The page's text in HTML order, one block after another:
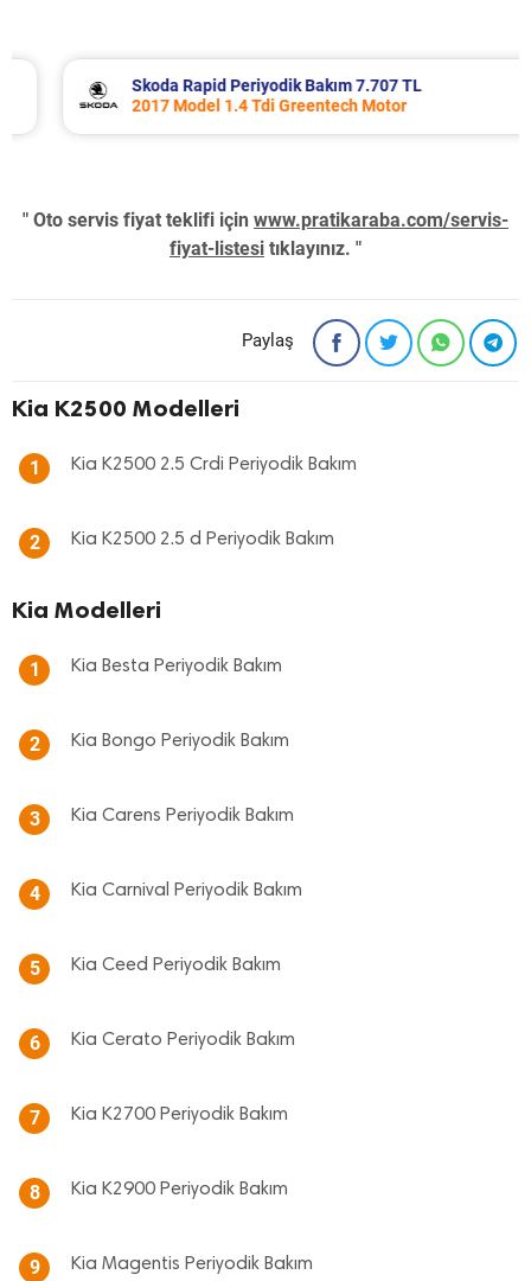
Skoda Rapid Periyodik Bakım 7.707 TL
2017 Model 1.4 Tdi Greentech Motor
" Oto servis fiyat teklifi için www.pratikaraba.com/servis-
fiyat-listesi tıklayınız. "
Paylaş
Kia K2500 Modelleri
1 Kia K2500 2.5 Crdi Periyodik Bakım
2 Kia K2500 2.5 d Periyodik Bakım
Kia Modelleri
1 Kia Besta Periyodik Bakım
2 Kia Bongo Periyodik Bakım
3 Kia Carens Periyodik Bakım
4 Kia Carnival Periyodik Bakım
5 Kia Ceed Periyodik Bakım
6 Kia Cerato Periyodik Bakım
7 Kia K2700 Periyodik Bakım
8 Kia K2900 Periyodik Bakım
9 Kia Magentis Periyodik Bakım